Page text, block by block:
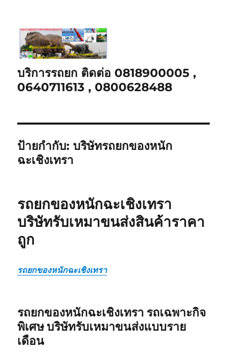
บริการรถยก ติดต่อ 0818900005 ,
0640711613 , 0800628488
ป้ายกำกับ:บริษัทรถยกของหนัก
ฉะเชิงเทรา
รถยกของหนักฉะเชิงเทรา
บริษัทรับเหมาขนส่งสินค้าราคา
ถูก
รถยกของหนักฉะเชิงเทรา
รถยกของหนักฉะเชิงเทรา รถเฉพาะกิจ
พิเศษ บริษัทรับเหมาขนส่งแบบราย
เดือน